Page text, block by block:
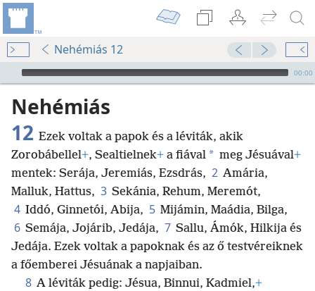
Nehémiás 12
Audio Player
00:00
Nehémiás
12 Ezek voltak a papok és a léviták, akik
Zorobábellel+, Sealtielnek+ a fiával * meg Jésuával+
mentek: Serája, Jeremiás, Ezsdrás, 2 Amária,
Malluk, Hattus, 3 Sekánia, Rehum, Meremót,
4 Iddó, Ginnetói, Abija, 5 Mijámin, Maádia, Bilga,
6 Semája, Jojárib, Jedája, 7 Sallu, Ámók, Hilkija és
Jedája. Ezek voltak a papoknak és az ő testvéreiknek
a főemberei Jésuának a napjaiban.
8 A léviták pedig: Jésua, Binnui, Kadmiel,+